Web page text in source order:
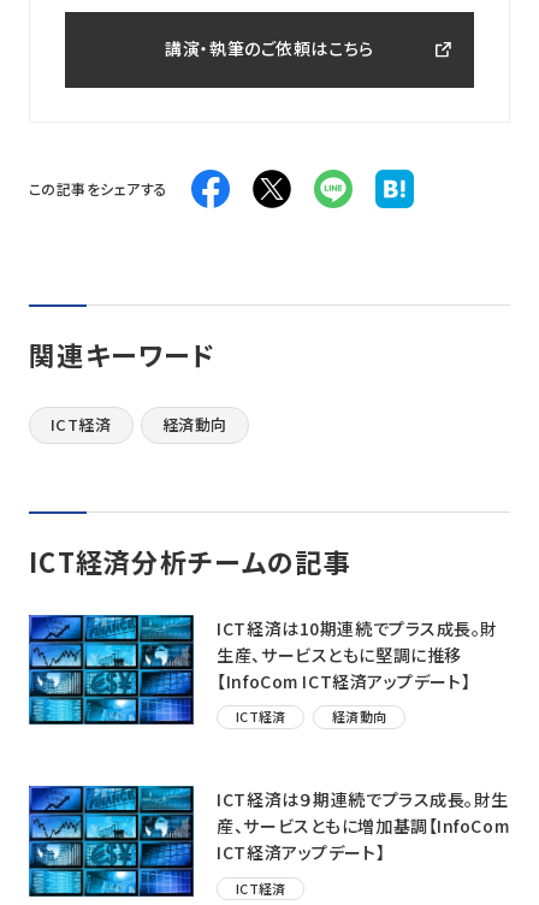
講演・執筆のご依頼はこちら
この記事をシェアする
関連キーワード
ICT経済 経済動向
ICT経済分析チームの記事
ICT経済は10期連続でプラス成長。財
生産、サービスともに堅調に推移
【InfoCom ICT経済アップデート】
ICT経済 経済動向
ICT経済は９期連続でプラス成長。財生
産、サービスともに増加基調【InfoCom
ICT経済アップデート】
ICT経済